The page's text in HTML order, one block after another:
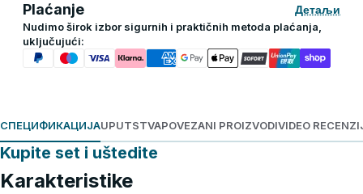
Plaćanje
Детаљи
Nudimo širok izbor sigurnih i praktičnih metoda plaćanja,
uključujući:
СПЕЦИФИКАЦИЈАUPUTSTVAPOVEZANI PROIZVODIVIDEO
Kupite set i uštedite
Karakteristike